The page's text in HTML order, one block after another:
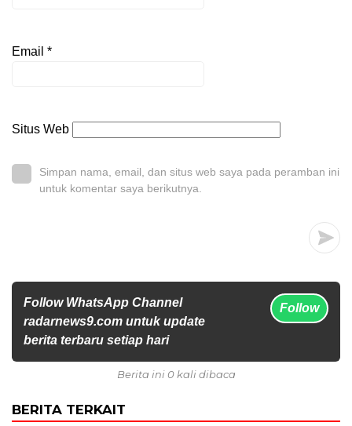
Email *
Situs Web
Simpan nama, email, dan situs web saya pada peramban ini
untuk komentar saya berikutnya.
Follow WhatsApp Channel
radarnews9.com untuk update
berita terbaru setiap hari
Follow
Berita ini 0 kali dibaca
BERITA TERKAIT